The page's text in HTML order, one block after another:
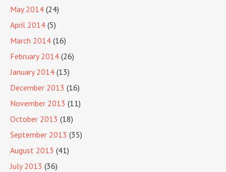
May 2014 (24)
April 2014 (5)
March 2014 (16)
February 2014 (26)
January 2014 (13)
December 2013 (16)
November 2013 (11)
October 2013 (18)
September 2013 (35)
August 2013 (41)
July 2013 (36)